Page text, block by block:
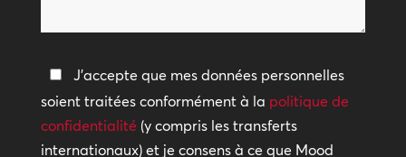
vous
Politique
de
confidentialité
*
J'accepte que mes données personnelles
soient traitées conformément à la politique de
confidentialité (y compris les transferts
internationaux) et je consens à ce que Mood